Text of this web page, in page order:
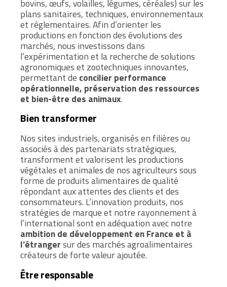
bovins, œufs, volailles, légumes, céréales) sur les
plans sanitaires, techniques, environnementaux
et réglementaires. Afin d’orienter les
productions en fonction des évolutions des
marchés, nous investissons dans
l’expérimentation et la recherche de solutions
agronomiques et zootechniques innovantes,
permettant de concilier performance
opérationnelle, préservation des ressources
et bien-être des animaux.
Bien transformer
Nos sites industriels, organisés en filières ou
associés à des partenariats stratégiques,
transforment et valorisent les productions
végétales et animales de nos agriculteurs sous
forme de produits alimentaires de qualité
répondant aux attentes des clients et des
consommateurs. L’innovation produits, nos
stratégies de marque et notre rayonnement à
l’international sont en adéquation avec notre
ambition de développement en France et à
l’étrangersur des marchés agroalimentaires
créateurs de forte valeur ajoutée.
Être responsable